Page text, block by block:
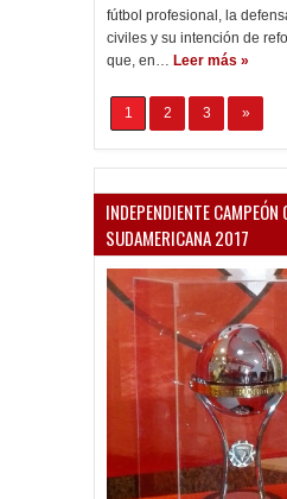
fútbol profesional, la
civiles y su intención de
que, en… Leer más »
1 2 3 »
INDEPENDIENTE CAMPEÓN
SUDAMERICANA 2017